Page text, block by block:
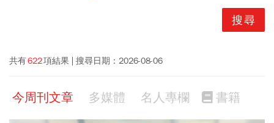
共有622項結果 搜尋日期： 2026-08-06
今周刊文章 多媒體 名人專欄 書籍